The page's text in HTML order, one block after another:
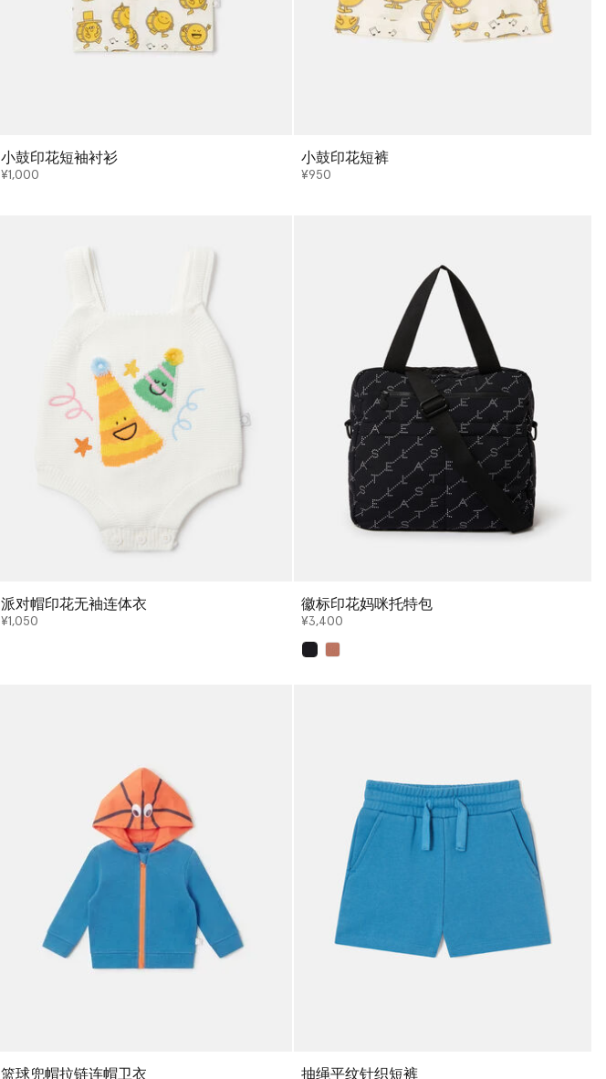
小鼓印花短袖衬衫
¥1,000
小鼓印花短裤
¥950
派对帽印花无袖连体衣
¥1,050
徽标印花妈咪托特包
¥3,400
篮球兜帽拉链连帽卫衣 抽绳平纹针织短裤